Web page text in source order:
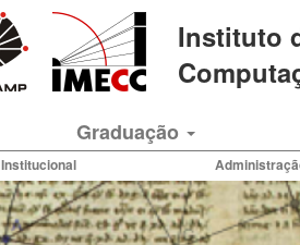
Instituto
Graduação
Institucional